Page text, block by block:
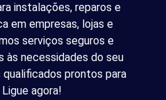
instalações, reparos e
em empresas, lojas e
serviços seguros e
às necessidades do seu
prontos para
agora!